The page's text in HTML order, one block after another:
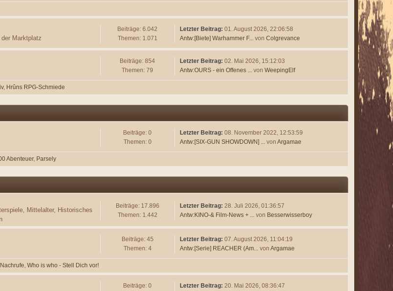
Marktplatz
Beiträge: 6.042
Themen: 1.071
Letzter Beitrag: 01. August 2026, 22:06:58
Antw:[Biete] Warhammer F...von Colgrevance
Beiträge: 854
Themen: 79
Letzter Beitrag: 02. Mai 2026, 15:12:03
Antw:OURS - ein Offenes ...von WeepingElf
Hrûns RPG-Schmiede
Beiträge: 0
Themen: 0
Letzter Beitrag: 08. November 2022, 12:53:59
Antw:[SIX-GUN SHOWDOWN] ...von Argamae
Abenteuer Parsely
Mittelalter, Historisches
Beiträge: 17.896
Themen: 1.442
Letzter Beitrag: 28. Juli 2026, 01:36:57
Antw:KINO-& Film-News + ...von Besserwisserboy
Beiträge: 45
Themen: 4
Letzter Beitrag: 07. August 2026, 11:04:19
Antw:[Serie] REACHER (Am...von Argamae
Who is who - Stell Dich vor!
Beiträge: 0
Letzter Beitrag: 20. Mai 2026, 08:36:47